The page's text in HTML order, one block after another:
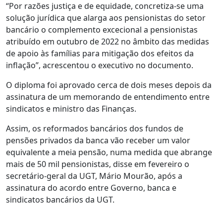
“Por razões justiça e de equidade, concretiza-se uma
solução jurídica que alarga aos pensionistas do setor
bancário o complemento excecional a pensionistas
atribuído em outubro de 2022 no âmbito das medidas
de apoio às famílias para mitigação dos efeitos da
inflação”, acrescentou o executivo no documento.
O diploma foi aprovado cerca de dois meses depois da
assinatura de um memorando de entendimento entre
sindicatos e ministro das Finanças.
Assim, os reformados bancários dos fundos de
pensões privados da banca vão receber um valor
equivalente a meia pensão, numa medida que abrange
mais de 50 mil pensionistas, disse em fevereiro o
secretário-geral da UGT, Mário Mourão, após a
assinatura do acordo entre Governo, banca e
sindicatos bancários da UGT.